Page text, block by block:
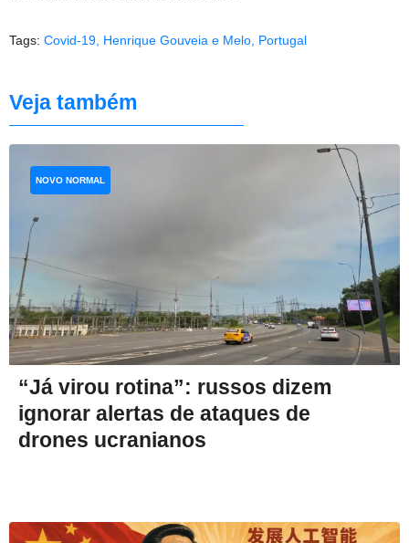
Tags: Covid-19 Henrique Gouveia e Melo Portugal
Veja também
“Já virou rotina”: russos dizem
ignorar alertas de ataques de
drones ucranianos
NOVO NORMAL